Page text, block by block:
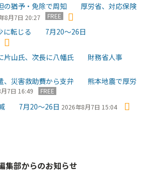
の猶予・免除で周知 厚労省、対応保険
8月7日 20:27 FREE
に転じる 7月20～26日
片山氏、次長に八幡氏 財務省人事
、災害救助費から支弁 熊本地震で厚労
7日 16:49 FREE
減 7月20～26日 2026年8月7日 15:04
集部からのお知らせ